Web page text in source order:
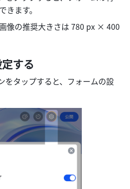
きます。
像の推奨大きさは 780 px × 400
する
をタップすると、フォームの設